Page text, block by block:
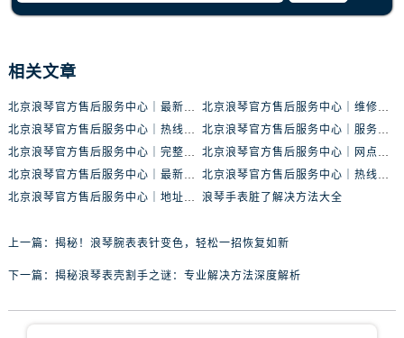
相关文章
北京浪琴官方售后服务中心｜最新地址与客服电话权威信息公示（2026年6月最新）
北京浪琴官方售后服务中心｜维修地址及售后热线权威信息公示（2026年6月最新）
北京浪琴官方售后服务中心｜热线电话及门店地址权威信息公示（2026年6月最新）
北京浪琴官方售后服务中心｜服务热线及完整地址权威信息公示（2026年6月最新）
北京浪琴官方售后服务中心｜完整地址与官方电话权威信息公示（2026年6月最新）
北京浪琴官方售后服务中心｜网点地址和官方热线权威信息公示（2026年6月最新）
北京浪琴官方售后服务中心｜最新电话及地址权威信息公示（2026年6月最新）
北京浪琴官方售后服务中心｜热线与地址权威信息公示（2026年6月最新）
北京浪琴官方售后服务中心｜地址与联系电话权威信息公示（2026年6月最新）
浪琴手表脏了解决方法大全
上一篇： 揭秘！浪琴腕表表针变色，轻松一招恢复如新
下一篇： 揭秘浪琴表壳割手之谜：专业解决方法深度解析